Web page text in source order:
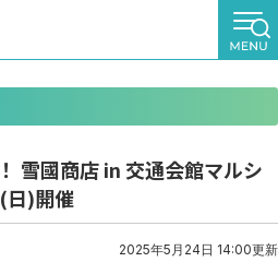
雪國商店 in 交通会館マルシ
日)開催
2025年5月24日 14:00更新